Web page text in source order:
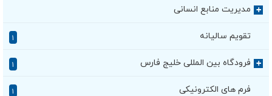
+ مدیریت منابع انسانی
تقویم سالیانه
+ فرودگاه بین المللی خلیج فارس
فرم های الکترونیکی